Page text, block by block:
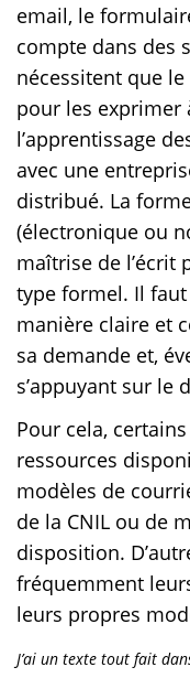
email, le
compte dans des
nécessitent que
pour les exprimer
l’apprentissage
avec une
distribué. La
(électronique ou
maîtrise de l’écrit
type formel. Il faut
manière claire et
sa demande et,
s’appuyant sur le
Pour cela,
ressources
modèles de
de la CNIL ou de
disposition.
fréquemment
leurs propres
J’ai un texte tout fait